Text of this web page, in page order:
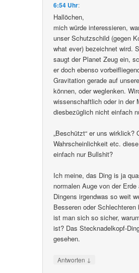
6:54 Uhr:
Hallöchen,
mich würde interessieren,
unser Schutzschild (gegen
what ever) bezeichnet wird.
saugt der Planet Zeug ein,
er doch ebenso
Gravitation gerade auf
können, oder weglenken.
wissenschaftlich oder in der
diesbezüglich nicht einfach
„Beschützt“ er uns wirklick?
Wahrscheinlichkeit etc.
einfach nur Bullshit?
Ich meine, das Ding is ja
normalen Auge von der
Dingens irgendwas so weit
Besseren oder Schlechteren
ist man sich so sicher,
ist? Das Stecknadelkopf-
gesehen.
Antworten ↓